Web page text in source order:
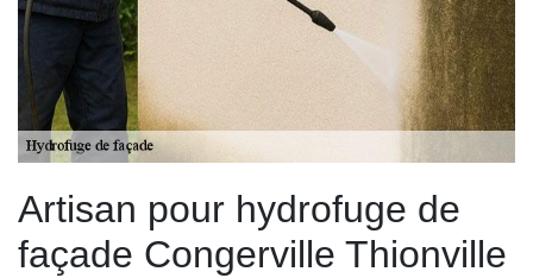
Artisan pour hydrofuge de
façade Congerville Thionville